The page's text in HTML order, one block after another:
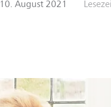
10. August 2021